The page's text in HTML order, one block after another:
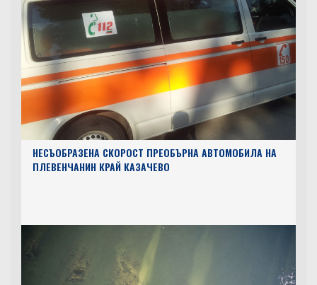
НЕСЪОБРАЗЕНА СКОРОСТ ПРЕОБЪРНА АВТОМОБИЛА НА
ПЛЕВЕНЧАНИН КРАЙ КАЗАЧЕВО